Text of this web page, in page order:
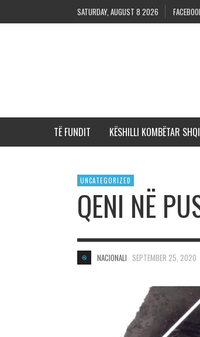
SATURDAY, AUGUST 8 2026
TË FUNDIT KËSHILLI KOMBËTAR
UNCATEGORIZED
QENI NË
NACIONALI SEPTEMBER 25, 2020